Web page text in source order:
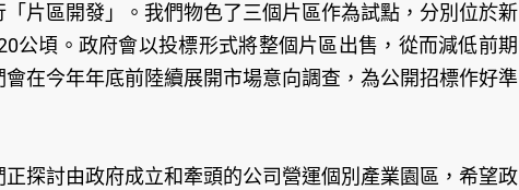
片區開發」。我們物色了三個片區作為試點，分別位於新
公頃。政府會以投標形式將整個片區出售，從而減低前期
在今年年底前陸續展開市場意向調查，為公開招標作好準
探討由政府成立和牽頭的公司營運個別產業園區，希望政